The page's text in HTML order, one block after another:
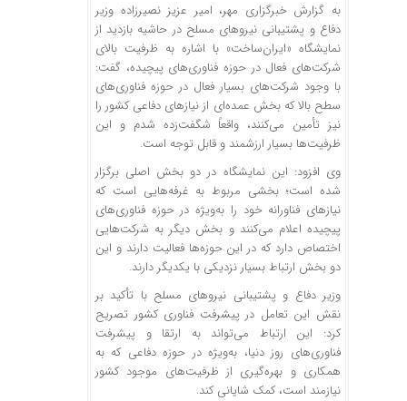
به گزارش خبرگزاری مهر، امیر عزیز نصیرزاده وزیر
دفاع و پشتیبانی نیروهای مسلح در حاشیه بازدید از
نمایشگاه «ایران‌ساخت» با اشاره به ظرفیت بالای
شرکت‌های فعال در حوزه فناوری‌های پیچیده، گفت:
با وجود شرکت‌های بسیار فعال در حوزه فناوری‌های
سطح بالا که بخش عمده‌ای از نیازهای دفاعی کشور را
نیز تأمین می‌کنند، واقعاً شگفت‌زده شدم و این
ظرفیت‌ها بسیار ارزشمند و قابل توجه است.
وی افزود: این نمایشگاه در دو بخش اصلی برگزار
شده است؛ بخشی مربوط به غرفه‌هایی است که
نیازهای فناورانه خود را به‌ویژه در حوزه فناوری‌های
پیچیده اعلام می‌کنند و بخش دیگر به شرکت‌هایی
اختصاص دارد که در این حوزه‌ها فعالیت دارند و این
دو بخش ارتباط بسیار نزدیکی با یکدیگر دارند.
وزیر دفاع و پشتیبانی نیروهای مسلح با تأکید بر
نقش این تعامل در پیشرفت فناوری کشور تصریح
کرد: این ارتباط می‌تواند به ارتقا و پیشرفت
فناوری‌های روز دنیا، به‌ویژه در حوزه دفاعی که به
همکاری و بهره‌گیری از ظرفیت‌های موجود کشور
نیازمند است، کمک شایانی کند.